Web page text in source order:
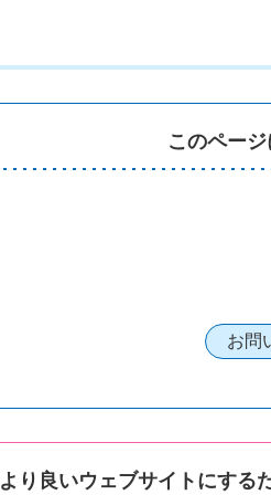
このペー
より良いウェブサイトにする